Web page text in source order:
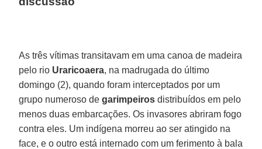
As três vítimas transitavam em uma canoa de madeira
pelo rio Uraricoaera, na madrugada do último
domingo (2), quando foram interceptados por um
grupo numeroso degarimpeiros distribuídos em pelo
menos duas embarcações. Os invasores abriram fogo
contra eles. Um indígena morreu ao ser atingido na
face, e o outro está internado com um ferimento à bala